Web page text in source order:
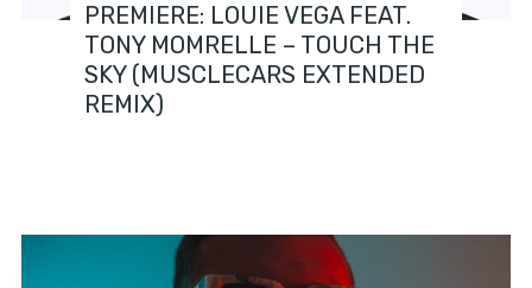
PREMIERE: LOUIE VEGA FEAT.
TONY MOMRELLE – TOUCH THE
SKY (MUSCLECARS EXTENDED
REMIX)